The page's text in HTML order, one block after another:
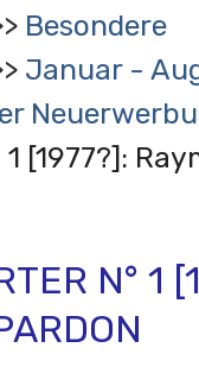
Besondere
Januar -
[1977?]:
N° 1